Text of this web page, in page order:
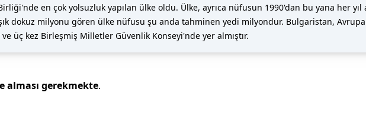
en çok yolsuzluk yapılan ülke oldu. Ülke, ayrıca nüfusun 1990'dan bu yana her yıl
dokuz milyonu gören ülke nüfusu şu anda tahminen yedi milyondur. Bulgaristan,
üç kez Birleşmiş Milletler Güvenlik Konseyi'nde yer almıştır.
alması gerekmekte.